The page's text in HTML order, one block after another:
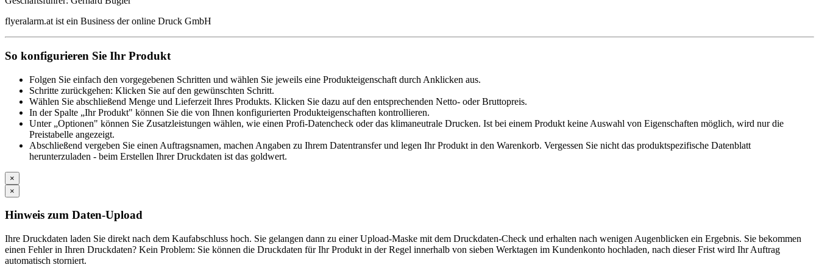
flyeralarm.at ist ein Business der online Druck GmbH
So konfigurieren Sie Ihr Produkt
Folgen Sie einfach den vorgegebenen Schritten und wählen Sie jeweils eine Produkteigenschaft durch Anklicken aus.
Schritte zurückgehen: Klicken Sie auf den gewünschten Schritt.
Wählen Sie abschließend Menge und Lieferzeit Ihres Produkts. Klicken Sie dazu auf den entsprechenden Netto- oder Bruttopreis.
In der Spalte „Ihr Produkt" können Sie die von Ihnen konfigurierten Produkteigenschaften kontrollieren.
Unter „Optionen" können Sie Zusatzleistungen wählen, wie einen Profi-Datencheck oder das klimaneutrale Drucken. Ist bei einem Produkt keine Auswahl von Eigenschaften möglich, wird nur die
Preistabelle angezeigt.
Abschließend vergeben Sie einen Auftragsnamen, machen Angaben zu Ihrem Datentransfer und legen Ihr Produkt in den Warenkorb. Vergessen Sie nicht das produktspezifische Datenblatt
herunterzuladen - beim Erstellen Ihrer Druckdaten ist das goldwert.
×
×
Hinweis zum Daten-Upload
Ihre Druckdaten laden Sie direkt nach dem Kaufabschluss hoch. Sie gelangen dann zu einer Upload-Maske mit dem Druckdaten-Check und erhalten nach wenigen Augenblicken ein Ergebnis. Sie bekommen
einen Fehler in Ihren Druckdaten? Kein Problem: Sie können die Druckdaten für Ihr Produkt in der Regel innerhalb von sieben Werktagen im Kundenkonto hochladen, nach dieser Frist wird Ihr Auftrag
automatisch storniert.